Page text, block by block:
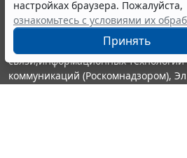
настройках браузера. Пожалуйста,
ознакомьтесь с условиями их
Принять
информации ГАРАНТ.
Портал ГАРАНТ.РУ зарегистрирован
издания Федеральной службой по
связи,информационных
коммуникаций (Роскомнадзором),